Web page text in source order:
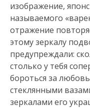
изображение,
называемого
отражение
этому зеркалу
предупреждали:
столько у тебя
бороться за
стеклянными
зеркалами его